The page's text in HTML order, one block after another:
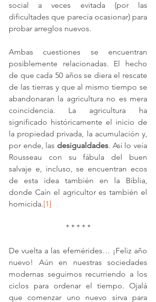
social a veces evitada (por las
dificultades que parecía ocasionar) para
probar arreglos nuevos.
Ambas cuestiones se encuentran
posiblemente relacionadas. El hecho
de que cada 50 años se diera el rescate
de las tierras y que al mismo tiempo se
abandonaran la agricultura no es mera
coincidencia. La agricultura ha
significado históricamente el inicio de
la propiedad privada, la acumulación y,
por ende, las desigualdades. Así lo veía
Rousseau con su fábula del buen
salvaje e, incluso, se encuentran ecos
de esta idea también en la Biblia,
donde Caín el agricultor es también el
homicida.[1]
* * * * *
De vuelta a las efemérides… ¡Feliz año
nuevo! Aún en nuestras sociedades
modernas seguimos recurriendo a los
ciclos para ordenar el tiempo. Ojalá
que comenzar uno nuevo sirva para